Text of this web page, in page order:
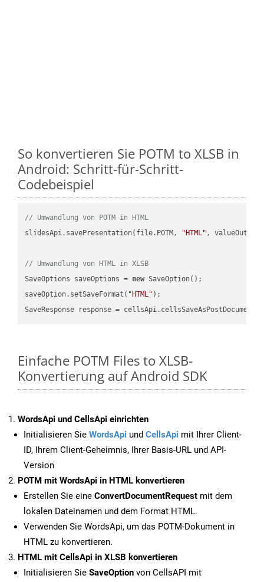
So konvertieren Sie POTM to XLSB in
Android: Schritt-für-Schritt-
Codebeispiel
// Umwandlung von POTM in HTML
slidesApi.savePresentation(file.POTM,
"HTML" ,
// Umwandlung von HTML in XLSB
SaveOptions saveOptions = new SaveOption();
saveOption.setSaveFormat( "HTML" );
SaveResponse response =
Einfache POTM Files to XLSB-
Konvertierung auf Android SDK
WordsApi und CellsApi einrichten
Initialisieren Sie WordsApi und CellsApi mit Ihrer Client-
ID, Ihrem Client-Geheimnis, Ihrer Basis-URL und API-
Version
POTM mit WordsApi in HTML konvertieren
Erstellen Sie eine ConvertDocumentRequest mit dem
lokalen Dateinamen und dem Format HTML.
Verwenden Sie WordsApi, um das POTM-Dokument in
HTML zu konvertieren.
HTML mit CellsApi in XLSB konvertieren
Initialisieren Sie SaveOption von CellsAPI mit